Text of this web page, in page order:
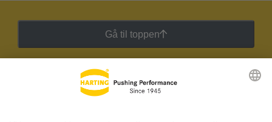
Gå til toppen
HARTING Newsletter